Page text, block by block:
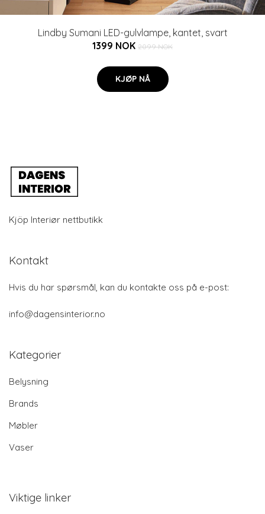
Lindby Sumani LED-gulvlampe, kantet, svart
1399 NOK 2099 NOK
KJØP NÅ
Kjöp Interiør nettbutikk
Kontakt
Hvis du har spørsmål, kan du kontakte oss på e-post:
info@dagensinterior.no
Kategorier
Belysning
Brands
Møbler
Vaser
Viktige linker